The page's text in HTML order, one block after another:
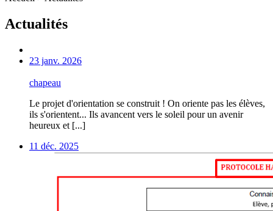
Actualités
23 janv. 2026
chapeau
Le projet d'orientation se construit ! On oriente pas les élèves,
ils s'orientent... Ils avancent vers le soleil pour un avenir
heureux et [...]
11 déc. 2025